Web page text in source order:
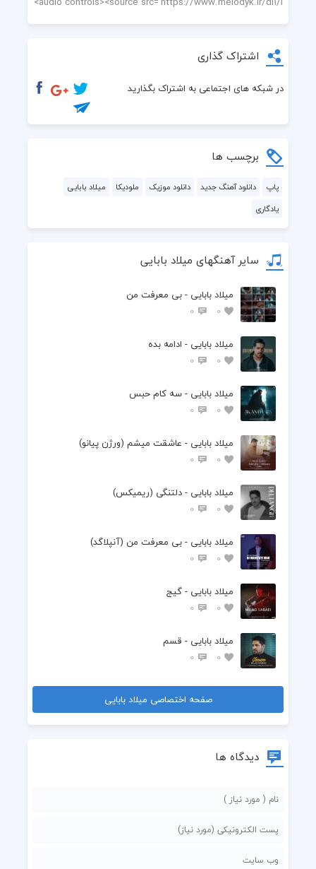
اشتراک گذاری
در شبکه های اجتماعی به اشتراک بگذارید
برچسب ها
پاپ دانلود آهنگ جدید دانلود موزیک ملودیکا
میلاد بابایی
یادگاری
سایر آهنگهای میلاد بابایی
میلاد بابایی - بی معرفت من
0
0
میلاد بابایی - ادامه بده
0
0
میلاد بابایی - سه کام حبس
0
0
میلاد بابایی - عاشقت میشم (ورژن پیانو)
0
0
میلاد بابایی - دلتنگی (ریمیکس)
0
0
میلاد بابایی - بی معرفت من (آنپلاگد)
0
0
میلاد بابایی - گیج
0
0
میلاد بابایی - قسم
0
0
صفحه اختصاصی میلاد بابایی
دیدگاه ها